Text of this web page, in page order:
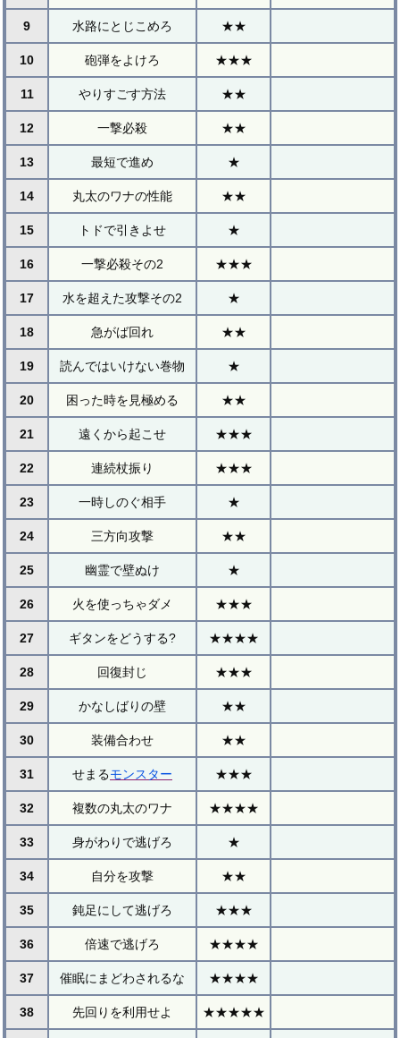
9 水路にとじこめろ ★★
10 砲弾をよけろ ★★★
11 やりすごす方法 ★★
12 一撃必殺 ★★
13 最短で進め ★
14 丸太のワナの性能 ★★
15 トドで引きよせ ★
16 一撃必殺その2 ★★★
17 水を超えた攻撃その2 ★
18 急がば回れ ★★
19 読んではいけない巻物 ★
20 困った時を見極める ★★
21 遠くから起こせ ★★★
22 連続杖振り ★★★
23 一時しのぐ相手 ★
24 三方向攻撃 ★★
25 幽霊で壁ぬけ ★
26 火を使っちゃダメ ★★★
27 ギタンをどうする? ★★★★
28 回復封じ ★★★
29 かなしばりの壁 ★★
30 装備合わせ ★★
31 せまるモンスター ★★★
32 複数の丸太のワナ ★★★★
33 身がわりで逃げろ ★
34 自分を攻撃 ★★
35 鈍足にして逃げろ ★★★
36 倍速で逃げろ ★★★★
37 催眠にまどわされるな ★★★★
38 先回りを利用せよ ★★★★★